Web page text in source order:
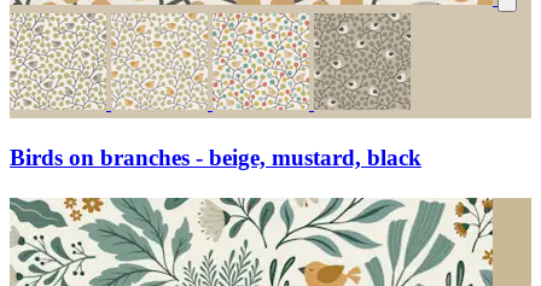
Birds on branches - beige, mustard, black